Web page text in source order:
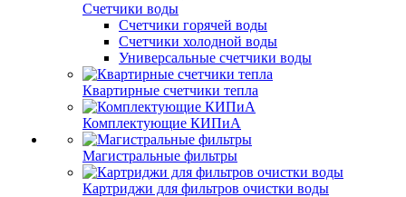
Счетчики воды
Счетчики горячей воды
Счетчики холодной воды
Универсальные счетчики воды
Квартирные счетчики тепла
Комплектующие КИПиА
Магистральные фильтры
Картриджи для фильтров очистки воды